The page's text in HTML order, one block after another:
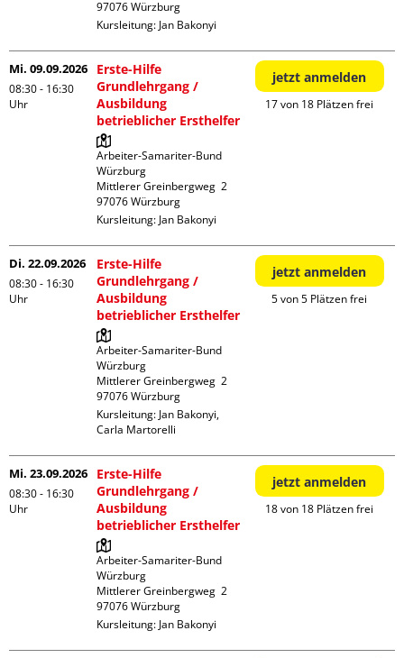
Kursleitung: Jan Bakonyi
Mi. 09.09.2026
08:30 - 16:30
Uhr
Erste-Hilfe
Grundlehrgang /
Ausbildung
betrieblicher Ersthelfer
Arbeiter-Samariter-Bund
Würzburg
Mittlerer Greinbergweg  2
Kursleitung: Jan Bakonyi
jetzt anmelden
17 von 18 Plätzen frei
Di. 22.09.2026
08:30 - 16:30
Uhr
Erste-Hilfe
Grundlehrgang /
Ausbildung
betrieblicher Ersthelfer
Arbeiter-Samariter-Bund
Würzburg
Mittlerer Greinbergweg  2
Kursleitung: Jan Bakonyi,
Carla Martorelli
jetzt anmelden
5 von 5 Plätzen frei
Mi. 23.09.2026
08:30 - 16:30
Uhr
Erste-Hilfe
Grundlehrgang /
Ausbildung
betrieblicher Ersthelfer
Arbeiter-Samariter-Bund
Würzburg
Mittlerer Greinbergweg  2
Kursleitung: Jan Bakonyi
jetzt anmelden
18 von 18 Plätzen frei